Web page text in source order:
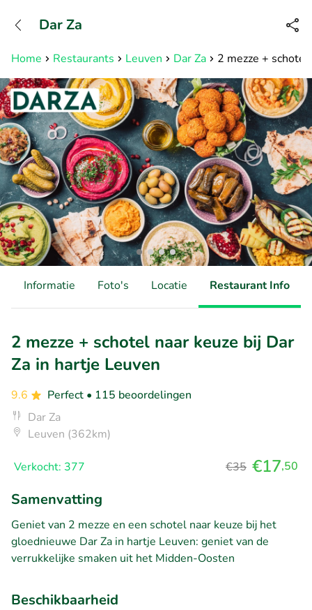
Bereikbaar tot 23:00 uur
Home Restaurants Leuven Dar Za 2 mezze +
Dar Za
Informatie Foto's Locatie Restaurant Info
2 mezze + schotel naar keuze bij Dar
Za in hartje Leuven
9.6 Perfect • 115 beoordelingen
Dar Za
Leuven (362km)
Verkocht: 377 €35 €17,50
Samenvatting
Geniet van 2 mezze en een schotel naar keuze bij het
gloednieuwe Dar Za in hartje Leuven: geniet van de
verrukkelijke smaken uit het Midden-Oosten
Beschikbaarheid